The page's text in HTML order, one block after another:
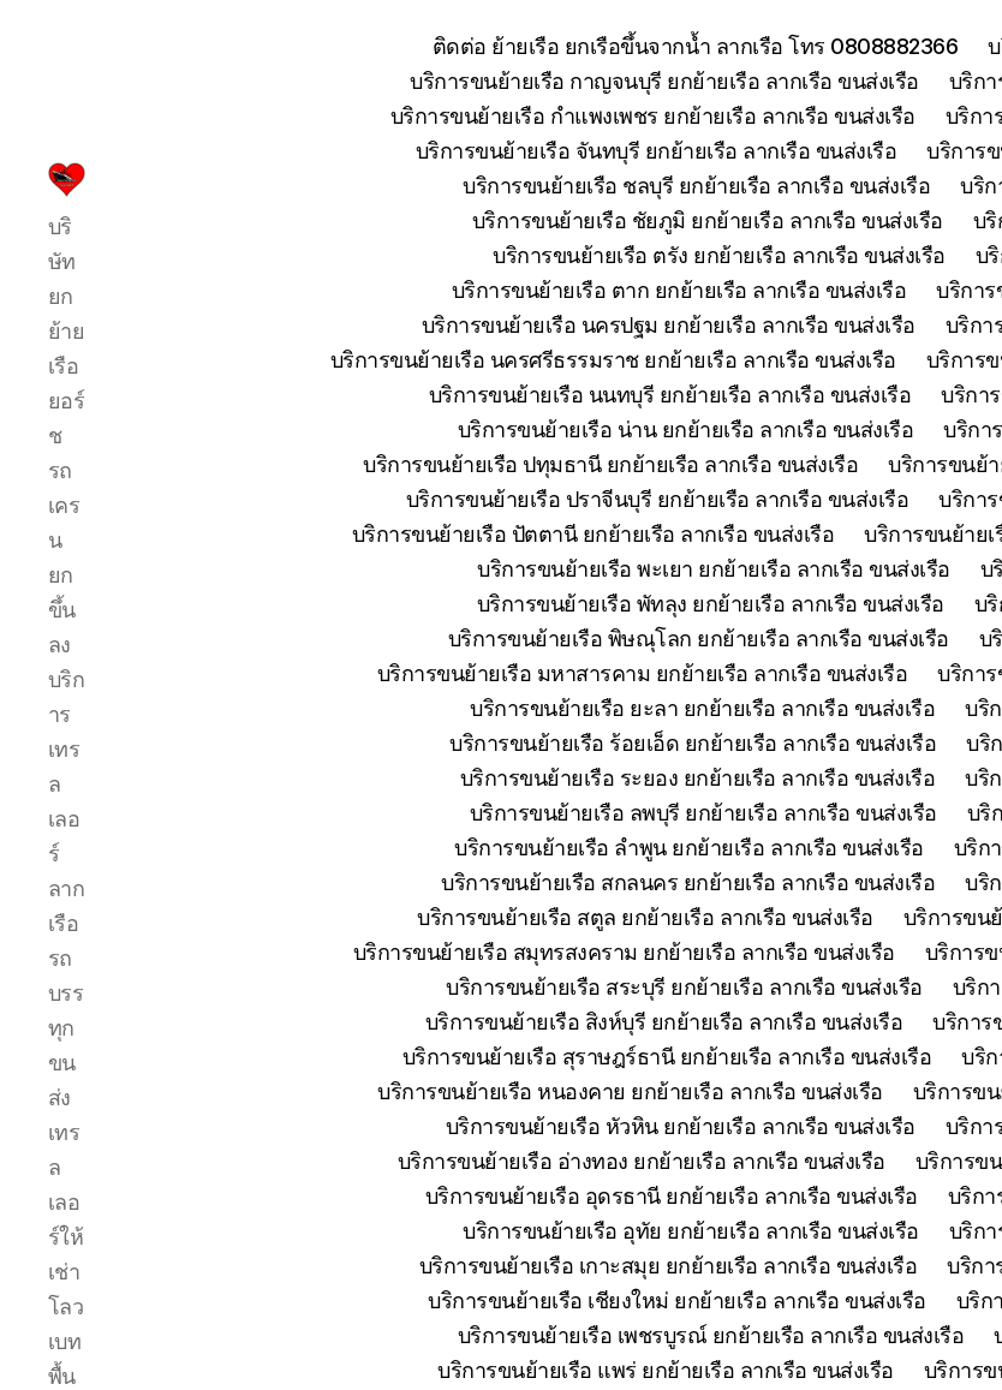
รับ
ขน
ย้าย
ใหญ่
เครน
ยก
ขึ้น
จาก
น้ำ
โทร
0818900005
บริษัท
เรา
เชี่ยวชาญ
งาน
ย้าย
เรือ
โดยตรง
เพื่อ
ตอบ
โจทย์
ความ
สะดวก
และ
ได้
มาตรฐาน
การ
ยก
ย้าย
เดิน
ทาง
ขนส่ง
เรือ
ให้
ถึงที่
หมาย
บริ
ษัท
ยก
ย้าย
เรือ
ยอร์
ช
รถ
เคร
น
ยก
ขึ้น
ลง
บริก
าร
เทร
ล
เลอ
ร์
ลาก
เรือ
รถ
บรร
ทุก
ขน
ส่ง
เทร
ล
เลอ
ร์ให้
เช่า
โลว
เบท
พื้น
ติดต่อ ย้ายเรือ ยกเรือขึ้นจากน้ำ ลากเรือ โทร 0808882366
บริการขนย้ายเรือ กาญจนบุรี ยกย้ายเรือ ลากเรือ ขนส่งเรือ
บริกา
บริการขนย้ายเรือ กำแพงเพชร ยกย้ายเรือ ลากเรือ ขนส่งเรือ
บริกา
บริการขนย้ายเรือ จันทบุรี ยกย้ายเรือ ลากเรือ ขนส่งเรือ
บริการข
บริการขนย้ายเรือ ชลบุรี ยกย้ายเรือ ลากเรือ ขนส่งเรือ
บริก
บริการขนย้ายเรือ ชัยภูมิ ยกย้ายเรือ ลากเรือ ขนส่งเรือ
บริ
บริการขนย้ายเรือ ตรัง ยกย้ายเรือ ลากเรือ ขนส่งเรือ
บ
บริการขนย้ายเรือ ตาก ยกย้ายเรือ ลากเรือ ขนส่งเรือ
บริการ
บริการขนย้ายเรือ นครปฐม ยกย้ายเรือ ลากเรือ ขนส่งเรือ
บริกา
บริการขนย้ายเรือ นครศรีธรรมราช ยกย้ายเรือ ลากเรือ ขนส่งเรือ
บริการ
บริการขนย้ายเรือ นนทบุรี ยกย้ายเรือ ลากเรือ ขนส่งเรือ
บริกา
บริการขนย้ายเรือ น่าน ยกย้ายเรือ ลากเรือ ขนส่งเรือ
บริกา
บริการขนย้ายเรือ ปทุมธานี ยกย้ายเรือ ลากเรือ ขนส่งเรือ
บริการขนย้า
บริการขนย้ายเรือ ปราจีนบุรี ยกย้ายเรือ ลากเรือ ขนส่งเรือ
บริกา
บริการขนย้ายเรือ ปัตตานี ยกย้ายเรือ ลากเรือ ขนส่งเรือ
บริการขนย้ายเ
บริการขนย้ายเรือ พะเยา ยกย้ายเรือ ลากเรือ ขนส่งเรือ
บ
บริการขนย้ายเรือ พัทลุง ยกย้ายเรือ ลากเรือ ขนส่งเรือ
บ
บริการขนย้ายเรือ พิษณุโลก ยกย้ายเรือ ลากเรือ ขนส่งเรือ
บ
บริการขนย้ายเรือ มหาสารคาม ยกย้ายเรือ ลากเรือ ขนส่งเรือ
บริการ
บริการขนย้ายเรือ ยะลา ยกย้ายเรือ ลากเรือ ขนส่งเรือ
บริ
บริการขนย้ายเรือ ร้อยเอ็ด ยกย้ายเรือ ลากเรือ ขนส่งเรือ
บริ
บริการขนย้ายเรือ ระยอง ยกย้ายเรือ ลากเรือ ขนส่งเรือ
บริ
บริการขนย้ายเรือ ลพบุรี ยกย้ายเรือ ลากเรือ ขนส่งเรือ
บริ
บริการขนย้ายเรือ ลำพูน ยกย้ายเรือ ลากเรือ ขนส่งเรือ
บริก
บริการขนย้ายเรือ สกลนคร ยกย้ายเรือ ลากเรือ ขนส่งเรือ
บริ
บริการขนย้ายเรือ สตูล ยกย้ายเรือ ลากเรือ ขนส่งเรือ
บริการขน
บริการขนย้ายเรือ สมุทรสงคราม ยกย้ายเรือ ลากเรือ ขนส่งเรือ
บริการข
บริการขนย้ายเรือ สระบุรี ยกย้ายเรือ ลากเรือ ขนส่งเรือ
บริก
บริการขนย้ายเรือ สิงห์บุรี ยกย้ายเรือ ลากเรือ ขนส่งเรือ
บริการ
บริการขนย้ายเรือ สุราษฎร์ธานี ยกย้ายเรือ ลากเรือ ขนส่งเรือ
บริก
บริการขนย้ายเรือ หนองคาย ยกย้ายเรือ ลากเรือ ขนส่งเรือ
บริการขน
บริการขนย้ายเรือ หัวหิน ยกย้ายเรือ ลากเรือ ขนส่งเรือ
บริกา
บริการขนย้ายเรือ อ่างทอง ยกย้ายเรือ ลากเรือ ขนส่งเรือ
บริการข
บริการขนย้ายเรือ อุดรธานี ยกย้ายเรือ ลากเรือ ขนส่งเรือ
บริกา
บริการขนย้ายเรือ อุทัย ยกย้ายเรือ ลากเรือ ขนส่งเรือ
บริกา
บริการขนย้ายเรือ เกาะสมุย ยกย้ายเรือ ลากเรือ ขนส่งเรือ
บริกา
บริการขนย้ายเรือ เชียงใหม่ ยกย้ายเรือ ลากเรือ ขนส่งเรือ
บริก
บริการขนย้ายเรือ เพชรบูรณ์ ยกย้ายเรือ ลากเรือ ขนส่งเรือ
บริการขนย้ายเรือ แพร่ ยกย้ายเรือ ลากเรือ ขนส่งเรือ
บริการข